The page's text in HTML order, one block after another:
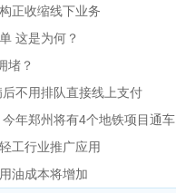
正收缩线下业务
这是为何？
堵？
不用排队直接线上支付
年郑州将有4个地铁项目通车
工行业推广应用
油成本将增加